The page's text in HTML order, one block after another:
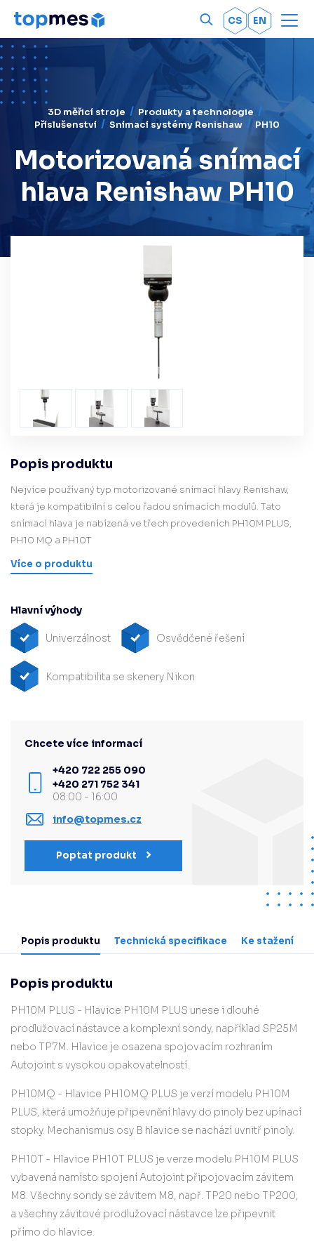
CS EN Menu
3D měřicí stroje
Produkty a technologie
Příslušenství
Snímací systémy Renishaw PH10
Motorizovaná snímací
hlava Renishaw PH10
Popis produktu
Nejvíce používaný typ motorizované snímací hlavy Renishaw,
která je kompatibilní s celou řadou snímacích modulů. Tato
snímací hlava je nabízená ve třech provedeních PH10M PLUS,
PH10 MQ a PH10T
Více o produktu
Hlavní výhody
Univerzálnost Osvědčené řešení
Kompatibilita se skenery Nikon
Chcete více informací
+420 722 255 090
+420 271 752 341
08:00 - 16:00
info@topmes.cz
Poptat produkt
Popis produktu Technická specifikace Ke stažení
Popis produktu
PH10M PLUS - Hlavice PH10M PLUS unese i dlouhé
prodlužovací nástavce a komplexní sondy, například SP25M
nebo TP7M. Hlavice je osazena spojovacím rozhraním
Autojoint s vysokou opakovatelností.
PH10MQ - Hlavice PH10MQ PLUS je verzí modelu PH10M
PLUS, která umožňuje připevnění hlavy do pinoly bez upínací
stopky. Mechanismus osy B hlavice se nachází uvnitř pinoly.
PH10T - Hlavice PH10T PLUS je verze modelu PH10M PLUS
vybavená namísto spojení Autojoint připojovacím závitem
M8. Všechny sondy se závitem M8, např. TP20 nebo TP200,
a všechny závitové prodlužovací nástavce lze připevnit
přímo do hlavice.